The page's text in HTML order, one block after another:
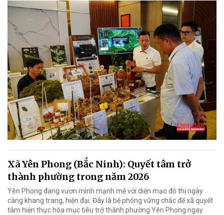
Xã Yên Phong (Bắc Ninh): Quyết tâm trở
thành phường trong năm 2026
Yên Phong đang vươn mình mạnh mẽ với diện mạo đô thị ngày
càng khang trang, hiện đại. Đây là bệ phóng vững chắc để xã quyết
tâm hiện thực hóa mục tiêu trở thành phường Yên Phong ngay